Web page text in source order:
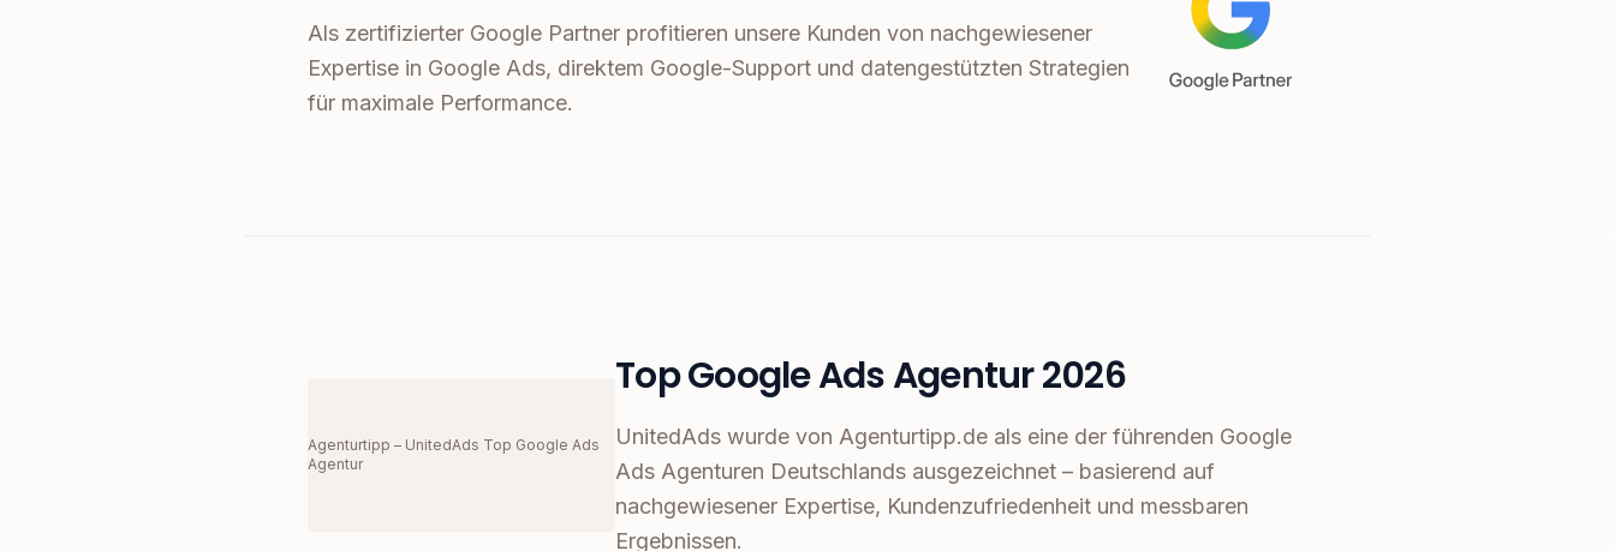
Als zertifizierter Google Partner profitieren unsere Kunden von nachgewiesener
Expertise in Google Ads, direktem Google-Support und datengestützten Strategien
für maximale Performance.
Agenturtipp – UnitedAds Top Google Ads
Agentur
Top Google Ads Agentur 2026
UnitedAds wurde von Agenturtipp.de als eine der führenden Google
Ads Agenturen Deutschlands ausgezeichnet – basierend auf
nachgewiesener Expertise, Kundenzufriedenheit und messbaren
Ergebnissen.